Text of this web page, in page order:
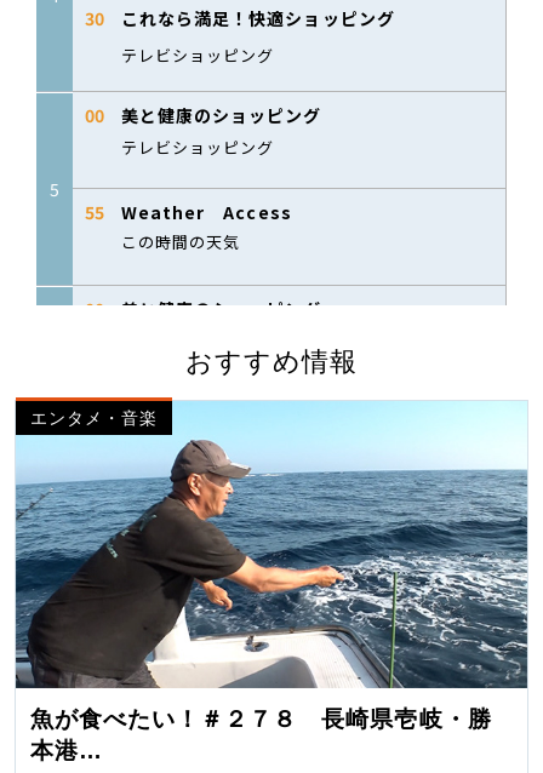
おすすめ情報
エンタメ・音楽
魚が食べたい！＃２７８ 長崎県壱岐・勝
本港